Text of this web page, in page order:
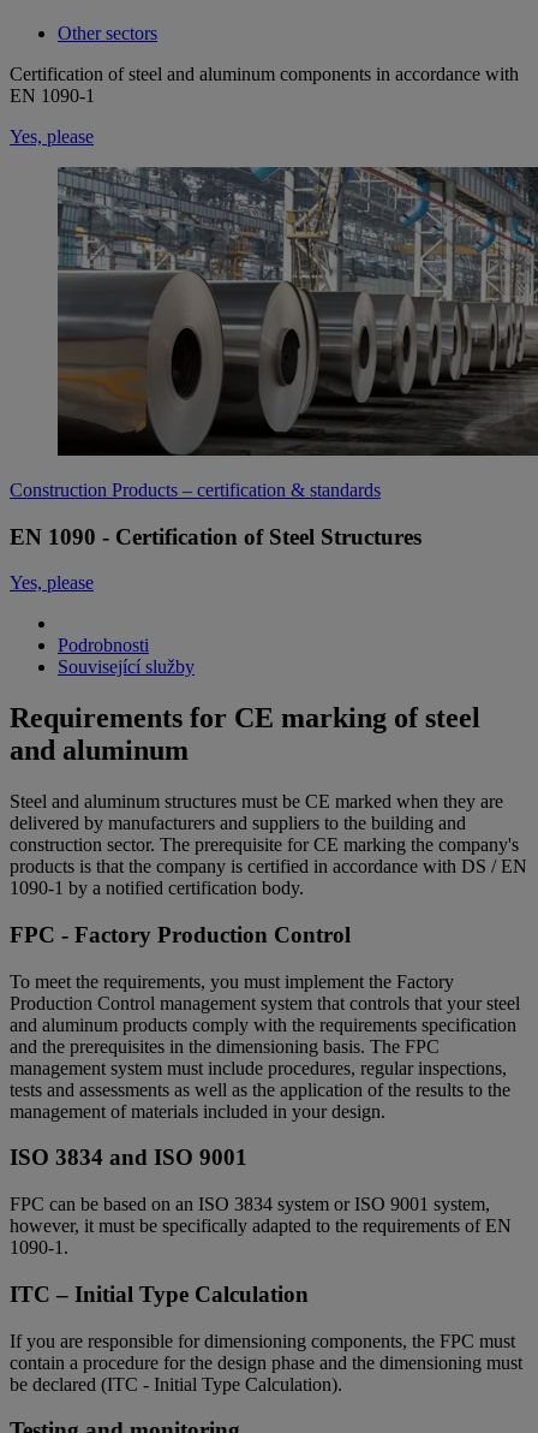
Other sectors
Certification of steel and aluminum components in accordance with
EN 1090-1
Yes, please
Construction Products – certification & standards
EN 1090 - Certification of Steel Structures
Yes, please
Podrobnosti
Související služby
Requirements for CE marking of steel
and aluminum
Steel and aluminum structures must be CE marked when they are
delivered by manufacturers and suppliers to the building and
construction sector. The prerequisite for CE marking the company's
products is that the company is certified in accordance with DS / EN
1090-1 by a notified certification body.
FPC - Factory Production Control
To meet the requirements, you must implement the Factory
Production Control management system that controls that your steel
and aluminum products comply with the requirements specification
and the prerequisites in the dimensioning basis. The FPC
management system must include procedures, regular inspections,
tests and assessments as well as the application of the results to the
management of materials included in your design.
ISO 3834 and ISO 9001
FPC can be based on an ISO 3834 system or ISO 9001 system,
however, it must be specifically adapted to the requirements of EN
1090-1.
ITC – Initial Type Calculation
If you are responsible for dimensioning components, the FPC must
contain a procedure for the design phase and the dimensioning must
be declared (ITC - Initial Type Calculation).